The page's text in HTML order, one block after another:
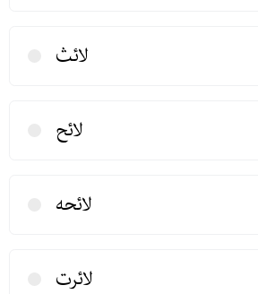
لائث
لائح
لائحه
لائرت